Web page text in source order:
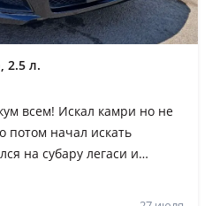
2.5 л.
всем! Искал камри но не
потом начал искать
на субару легаси и
приятро удивила стилем
простой и надежный